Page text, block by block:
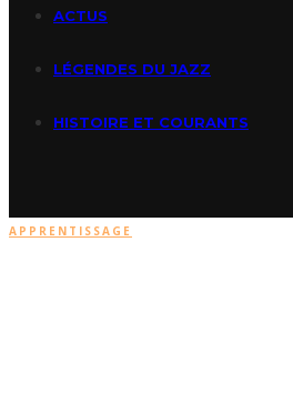
ACTUS
LÉGENDES DU JAZZ
HISTOIRE ET COURANTS
APPRENTISSAGE